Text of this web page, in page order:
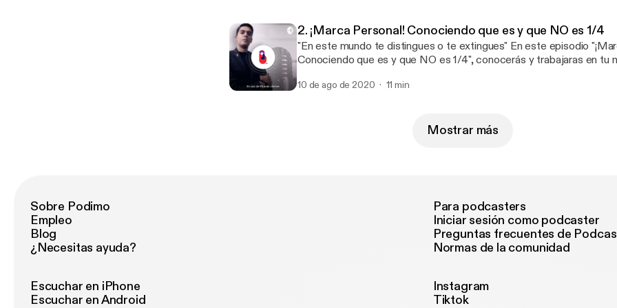
de tu marca personal. ¡¿Estás listo?!
2. ¡Marca Personal! Conociendo que es y que NO es 1/4
"En este mundo te distingues o te extingues" En este episodio
Conociendo que es y que NO es 1/4", conocerás y trabajaras en tu
capaz mediante lo que puedes aportarles. Es el primero de 4
10 de ago de 2020 11 min
Mostrar más
Sobre Podimo
Empleo
Blog
¿Necesitas ayuda?
Para podcasters
Iniciar sesión como podcaster
Preguntas frecuentes de
Normas de la comunidad
Escuchar en iPhone
Escuchar en Android
Instagram
Tiktok